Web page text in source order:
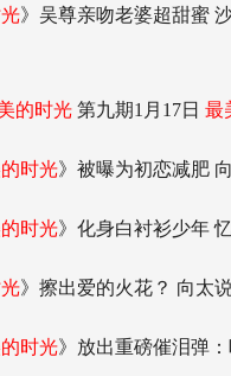
》吴尊亲吻老婆超甜蜜
的时光 第九期1月17日 最
时光》被曝为初恋减肥
时光》化身白衬衫少年
》擦出爱的火花？ 向太
时光》放出重磅催泪弹